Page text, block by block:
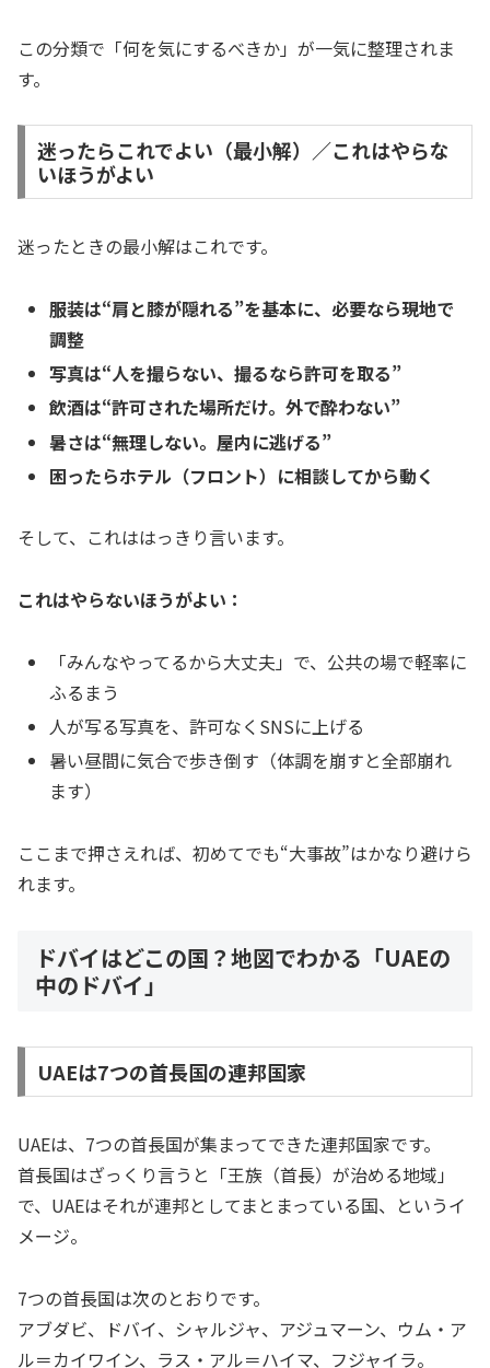
この分類で「何を気にするべきか」が一気に整理されま
す。
迷ったらこれでよい（最小解）／これはやらな
いほうがよい
迷ったときの最小解はこれです。
服装は“肩と膝が隠れる”を基本に、必要なら現地で
調整
写真は“人を撮らない、撮るなら許可を取る”
飲酒は“許可された場所だけ。外で酔わない”
暑さは“無理しない。屋内に逃げる”
困ったらホテル（フロント）に相談してから動く
そして、これははっきり言います。
これはやらないほうがよい：
「みんなやってるから大丈夫」で、公共の場で軽率に
ふるまう
人が写る写真を、許可なくSNSに上げる
暑い昼間に気合で歩き倒す（体調を崩すと全部崩れ
ます）
ここまで押さえれば、初めてでも“大事故”はかなり避けら
れます。
ドバイはどこの国？地図でわかる「UAEの
中のドバイ」
UAEは7つの首長国の連邦国家
UAEは、7つの首長国が集まってできた連邦国家です。
首長国はざっくり言うと「王族（首長）が治める地域」
で、UAEはそれが連邦としてまとまっている国、というイ
メージ。
7つの首長国は次のとおりです。
アブダビ、ドバイ、シャルジャ、アジュマーン、ウム・ア
ル＝カイワイン、ラス・アル＝ハイマ、フジャイラ。